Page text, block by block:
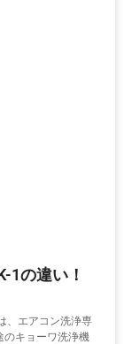
1の違い！
、エアコン洗浄専
のキョーワ洗浄機